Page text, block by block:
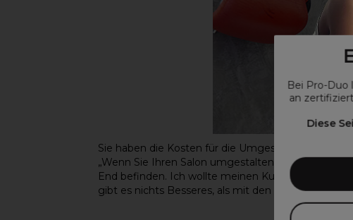
Bei Pro-Duo
an
Diese
Sie haben die Kosten für die Umgestaltung, die
„Wenn Sie Ihren Salon umgestalten, werden Sie
End befinden. Ich wollte meinen Kunden das
gibt es nichts Besseres, als mit den besten Stühlen